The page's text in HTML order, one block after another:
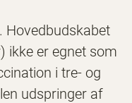
Hovedbudskabet
ikke er egnet som
i tre- og
udspringer af